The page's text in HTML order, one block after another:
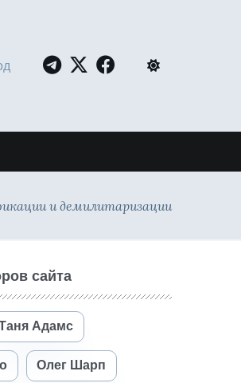
и демилитаризации
сайта
Адамс
Олег Шарп